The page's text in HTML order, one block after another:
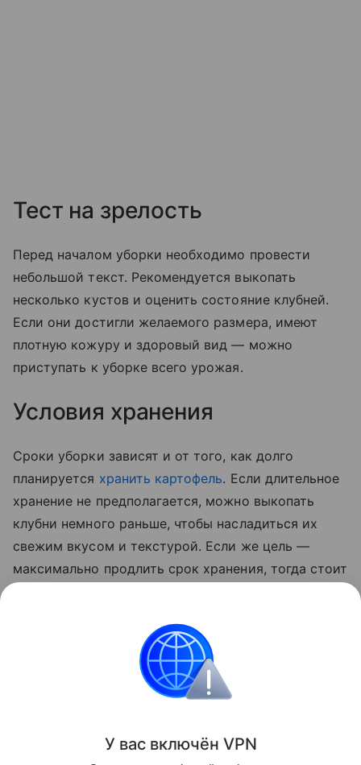
Тест на зрелость
Перед началом уборки необходимо провести
небольшой текст. Рекомендуется выкопать
несколько кустов и оценить состояние клубней.
Если они достигли желаемого размера, имеют
плотную кожуру и здоровый вид — можно
приступать к уборке всего урожая.
Условия хранения
Сроки уборки зависят и от того, как долго
планируется хранить картофель. Если длительное
хранение не предполагается, можно выкопать
клубни немного раньше, чтобы насладиться их
свежим вкусом и текстурой. Если же цель —
максимально продлить срок хранения, тогда стоит
сохраняя свои питательные свойства в течение
У вас включён VPN